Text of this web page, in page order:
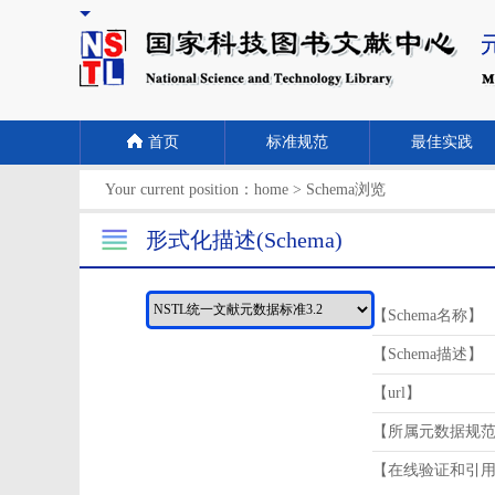
首页 标准规范 最佳实践
Your current position： home > Schema浏览
形式化描述(Schema)
【Schema名称】
【Schema描述】
【url】
【所属元数据规
【在线验证和引